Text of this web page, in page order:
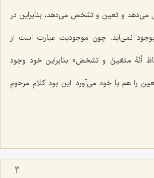
مى‌دهد و تعین و تشخص مى‌دهد، بنابراین در
نمى‌آید. چون موجودیت عبارت است از
أنّهُ متعّینً و تشخصً» بنابراین خود وجود
را هم با خود مى‌آورد. این بود كلام مرحوم
3